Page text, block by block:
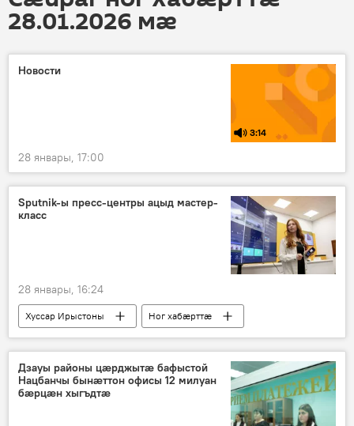
28.01.2026 мӕ
Новости
3:14
28 январы, 17:00
Sputnik-ы пресс-центры ацыд мастер-
класс
28 январы, 16:24
Хуссар Ирыстоны
Ног хабӕрттӕ
SputnikPro
Дзауы районы цӕрджытӕ бафыстой
Нацбанчы бынӕттон офисы 12 милуан
бӕрцӕн хыгъдтӕ